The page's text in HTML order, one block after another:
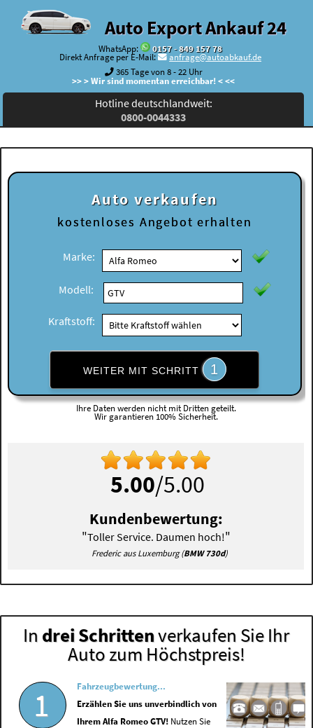
Auto Export Ankauf 24
WhatsApp:
0157 - 849 157 78
Direkt Anfrage per E-Mail:
anfrage@autoabkauf.de
365 Tage von 8 - 22 Uhr
>> > Wir sind momentan erreichbar! < <<
Hotline deutschlandweit:
0800-0044333
Auto verkaufen
kostenloses Angebot erhalten
Marke:
Modell:
Kraftstoff:
WEITER MIT SCHRITT 1
Ihre Daten werden nicht mit Dritten geteilt.
Wir garantieren 100% Sicherheit.
5.00/5.00
Kundenbewertung:
"Toller Service. Daumen hoch!"
Frederic aus Luxemburg (BMW 730d)
In drei Schrittenverkaufen Sie Ihr
Auto zum Höchstpreis!
1
Fahrzeugbewertung...
Erzählen Sie uns unverbindlich von
Ihrem Alfa Romeo GTV! Nutzen Sie